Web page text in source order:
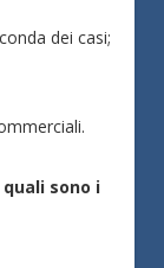
dei casi;
sono i